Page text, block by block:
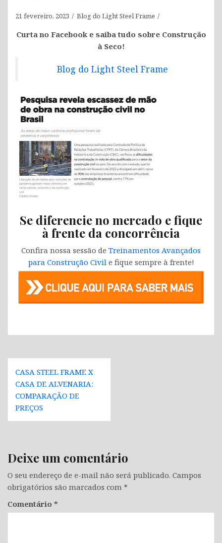
21 fevereiro, 2023 Blog do Light Steel Frame
Curta no Facebook e saiba tudo sobre Construção
à Seco!
Blog do Light Steel Frame
Se diferencie no mercado e fique
à frente da concorrência
Confira nossa sessão de Treinamentos Avançados
para Construção Civile fique sempre à frente!
Navegação
de
Post
CASA STEEL FRAME X
CASA DE ALVENARIA:
COMPARAÇÃO DE
PREÇOS
Deixe um comentário
O seu endereço de e-mail não será publicado. Campos
obrigatórios são marcados com *
Comentário *